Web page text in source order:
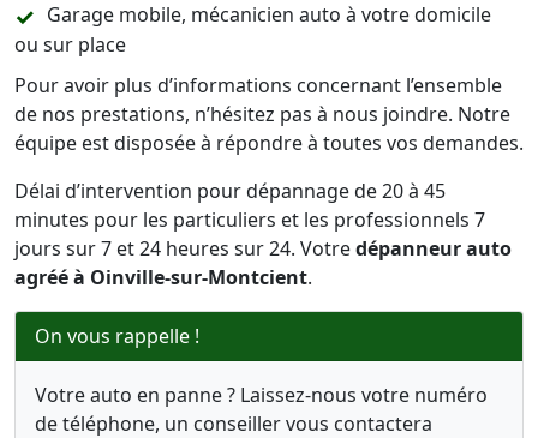
Garage mobile, mécanicien auto à votre domicile
ou sur place
Pour avoir plus d’informations concernant l’ensemble
de nos prestations, n’hésitez pas à nous joindre. Notre
équipe est disposée à répondre à toutes vos demandes.
Délai d’intervention pour dépannage de 20 à 45
minutes pour les particuliers et les professionnels 7
jours sur 7 et 24 heures sur 24. Votredépanneur auto
agréé à Oinville-sur-Montcient.
On vous rappelle !
Votre auto en panne ? Laissez-nous votre numéro
de téléphone, un conseiller vous contactera